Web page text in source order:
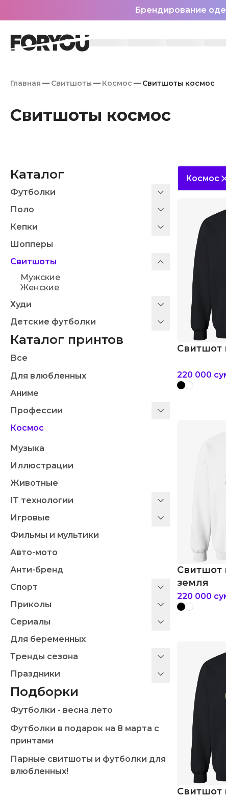
Брендирование
Главная Свитшоты Космос Свитшоты космос
Свитшоты космос
Каталог
Футболки
Поло
Кепки
Шопперы
Свитшоты
Мужские
Женские
Худи
Детские футболки
Каталог принтов
Все
Для влюбленных
Аниме
Профессии
Космос
Музыка
Иллюстрации
Животные
IT технологии
Игровые
Фильмы и мультики
Авто-мото
Анти-бренд
Спорт
Приколы
Сериалы
Для беременных
Тренды сезона
Праздники
Подборки
Футболки - весна лето
Футболки в подарок на 8 марта с
принтами
Парные свитшоты и футболки для
влюбленных!
Космос
Свитшот
220 000
Свитшот
земля
220 000
Свитшот